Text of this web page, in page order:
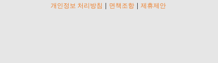
개인정보 처리방침 | 면책조항 | 제휴제안